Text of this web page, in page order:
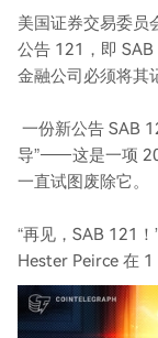
美国证券交易委员
公告 121，即
金融公司必须将其
一份新公告 SAB
导”——这是一项
一直试图废除它。
“再见，SAB 121
Hester Peirce 在 1